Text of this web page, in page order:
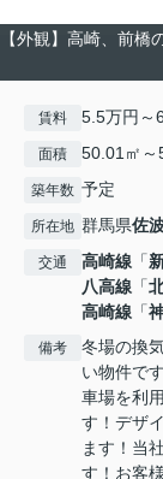
【外観】高崎、前
賃料 5.5万円～
面積 50.01㎡～
築年数 予定
所在地 群馬県佐
交通 高崎線 「
八高線 「
高崎線 「
備考
冬場の換
い物件で
車場を利
す！デザ
ます！当
す！お客